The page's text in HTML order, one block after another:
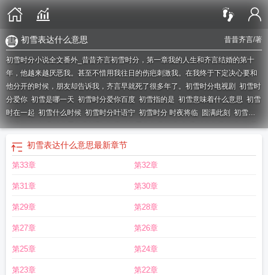
昔昔齐言/著
初雪表达什么意思
初雪时分小说全文番外_昔昔齐言初雪时分，第一章我的人生和齐言结婚的第十
年，他越来越厌恶我。甚至不惜用我往日的伤疤刺激我。在我终于下定决心要和
他分开的时候，朋友却告诉我，齐言早就死了很多年了。 初雪时分电视剧 初雪时
分爱你 初雪是哪一天 初雪时分爱你百度 初雪指的是 初雪意味着什么意思 初雪
时在一起 初雪什么时候 初雪时分叶语宁 初雪时分 时夜将临 圆满此刻 初雪意
味着什么初雪时分爱你裴祁野初雪时分爱你免费阅读初雪时分免费阅读初雪
下一句
初雪时候 初雪时分中定 初雪时分时夜降临
刻哔哩哔哩
夜降临什么意思
时夜降临
达什么意思
初雪表达什么意思最新章节
第33章 第32章
第31章 第30章
第29章 第28章
第27章 第26章
第25章 第24章
第23章 第22章